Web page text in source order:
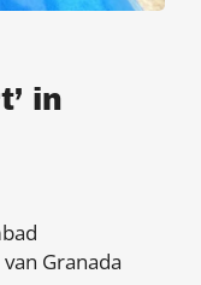
in
Granada